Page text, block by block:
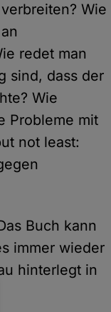
Wie
redet man
sind, dass der
Wie
Probleme mit
not least:
Buch kann
immer wieder
hinterlegt in